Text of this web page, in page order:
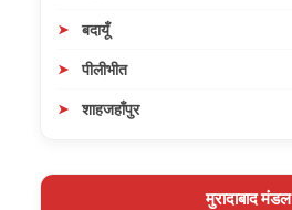
बदायूँ
पीलीभीत
शाहजहाँपुर
मुरादाबाद मंडल